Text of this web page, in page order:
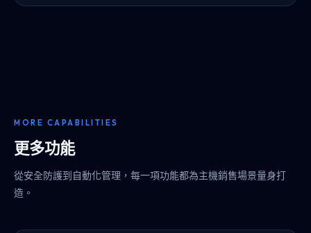
MORE CAPABILITIES
更多功能
從安全防護到自動化管理，每一項功能都為主機銷售場景量身打
造。